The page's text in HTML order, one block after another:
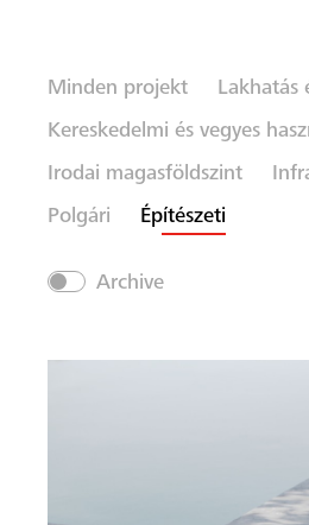
Minden projekt
Lakhatás
Kereskedelmi és vegyes
Irodai magasföldszint
Polgári
Építészeti
Archive